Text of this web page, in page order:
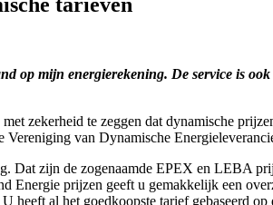
op mijn energierekening. De service is
zekerheid te zeggen dat dynamische
van Dynamische
Dat zijn de zogenaamde EPEX en LEBA
prijzen geeft u gemakkelijk een
heeft al het goedkoopste tarief gebaseerd